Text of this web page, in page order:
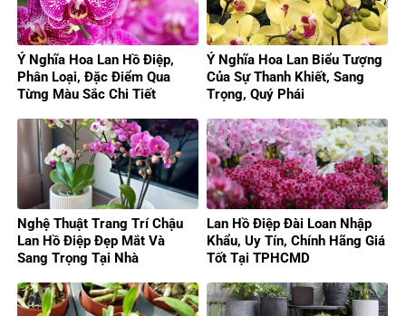
Ý Nghĩa Hoa Lan Hồ Điệp,
Phân Loại, Đặc Điểm Qua
Từng Màu Sắc Chi Tiết
Ý Nghĩa Hoa Lan Biểu Tượng
Của Sự Thanh Khiết, Sang
Trọng, Quý Phái
Nghệ Thuật Trang Trí Chậu
Lan Hồ Điệp Đẹp Mắt Và
Sang Trọng Tại Nhà
Lan Hồ Điệp Đài Loan Nhập
Khẩu, Uy Tín, Chính Hãng Giá
Tốt Tại TPHCMD